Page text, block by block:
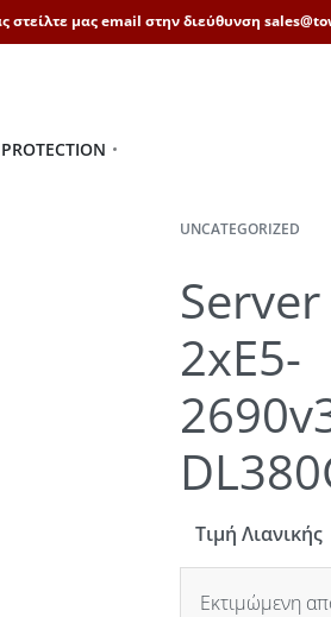
στείλτε μας email στην διεύθυνση
UNCATEGORIZED
2xE5-
Τιμή Λιανικής
Εκτιμώμενη